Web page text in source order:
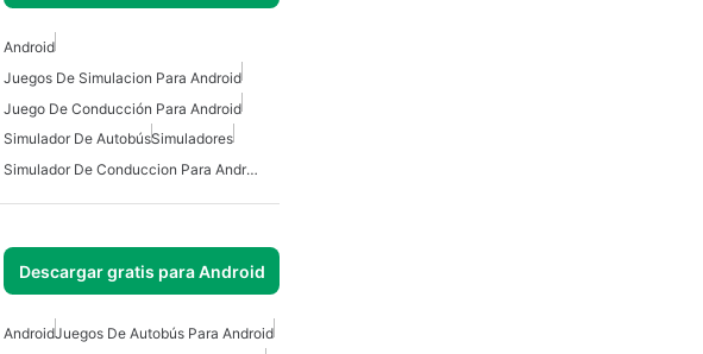
Android
Juegos De Simulacion Para Android
Juego De Conducción Para Android
Simulador De AutobúsSimuladores
Simulador De Conduccion Para Android
Descargar gratis para Android
AndroidJuegos De Autobús Para Android